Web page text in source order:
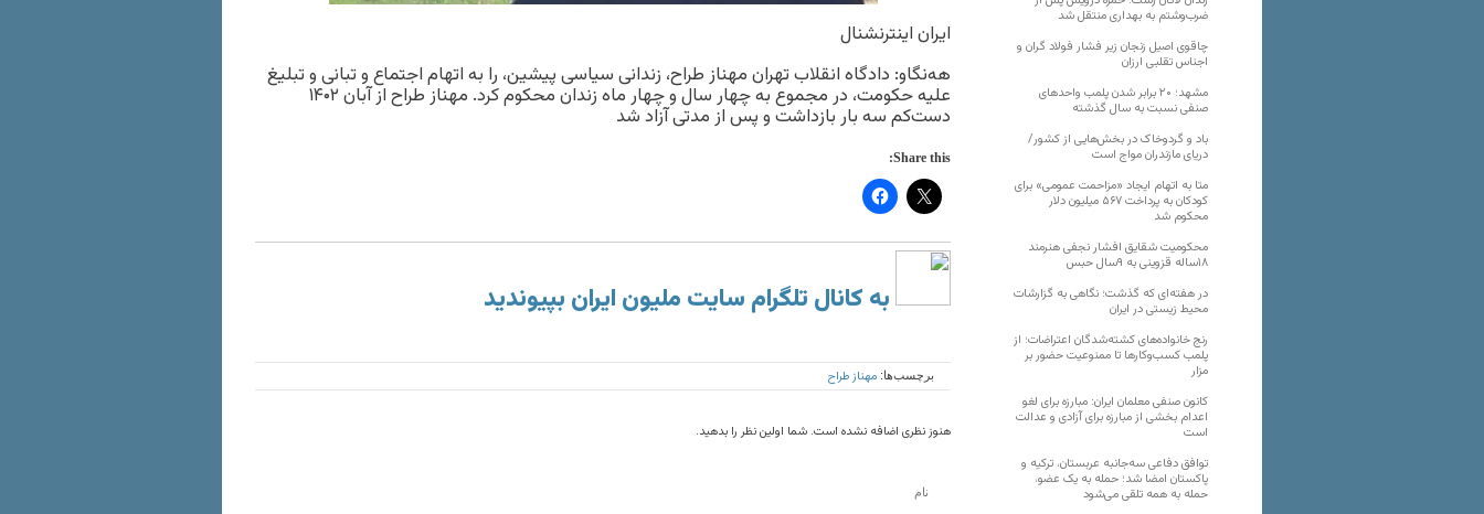
ایران اینترنشنال
هه‌نگاو: دادگاه انقلاب تهران مهناز طراح، زندانی سیاسی پیشین، را به اتهام اجتماع و تبانی و تبلیغ
علیه حکومت، در مجموع به چهار سال و چهار ماه زندان محکوم کرد. مهناز طراح از آبان ۱۴۰۲
دست‌کم سه بار بازداشت و پس از مدتی آزاد شد
Share this:
به کانال تلگرام سایت ملیون ایران بپیوندید
برچسب‌ها: مهناز طراح
هنوز نظری اضافه نشده است. شما اولین نظر را بدهید.
ضرب‌وشتم به بهداری منتقل شد
چاقوی اصیل زنجان زیر فشار فولاد گران و
اجناس تقلبی ارزان
مشهد؛ ۲۰ برابر شدن پلمب واحدهای
صنفی نسبت به سال گذشته
باد و گردوخاک در بخش‌هایی از کشور/
دریای مازندران مواج است
متا به اتهام ایجاد «مزاحمت عمومی» برای
کودکان به پرداخت ۵۶۷ میلیون دلار
محکوم شد
محکومیت شقایق افشار نجفی هنرمند
۱۸ساله قزوینی به ۹سال حبس
در هفته‌ای که گذشت؛ نگاهی به گزارشات
محیط زیستی در ایران
رنج خانواده‌های کشته‌شدگان اعتراضات؛ از
پلمب کسب‌وکارها تا ممنوعیت حضور بر
مزار
کانون صنفی معلمان ایران: مبارزه برای لغو
اعدام بخشی از مبارزه برای آزادی و عدالت
است
توافق دفاعی سه‌جانبه عربستان، ترکیه و
پاکستان امضا شد؛ حمله به یک عضو،
حمله به همه تلقی می‌شود